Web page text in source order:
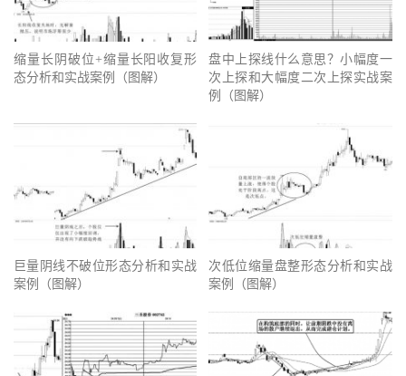
缩量长阴破位+缩量长阳收复形
态分析和实战案例（图解）
盘中上探线什么意思？小幅度一
次上探和大幅度二次上探实战案
例（图解）
巨量阴线不破位形态分析和实战
案例（图解）
次低位缩量盘整形态分析和实战
案例（图解）